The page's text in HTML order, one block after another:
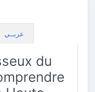
عربــي
du